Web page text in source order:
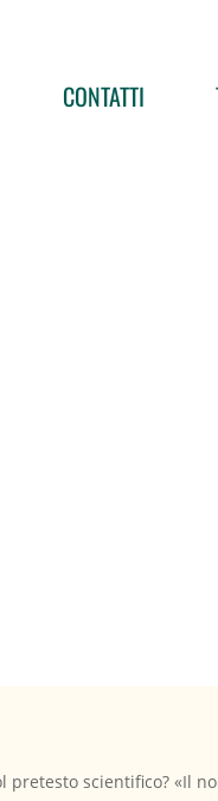
CONTATTI
scientifico? «Il